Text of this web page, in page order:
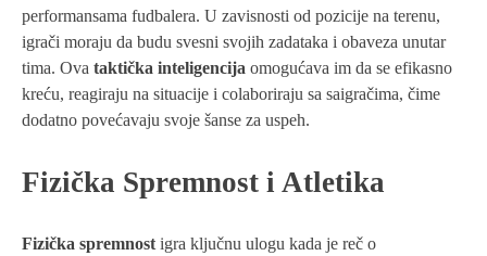
performansama fudbalera. U zavisnosti od pozicije na terenu,
igrači moraju da budu svesni svojih zadataka i obaveza unutar
tima. Ova taktička inteligencija omogućava im da se efikasno
kreću, reagiraju na situacije i colaboriraju sa saigračima, čime
dodatno povećavaju svoje šanse za uspeh.
Fizička Spremnost i Atletika
Fizička spremnost igra ključnu ulogu kada je reč o